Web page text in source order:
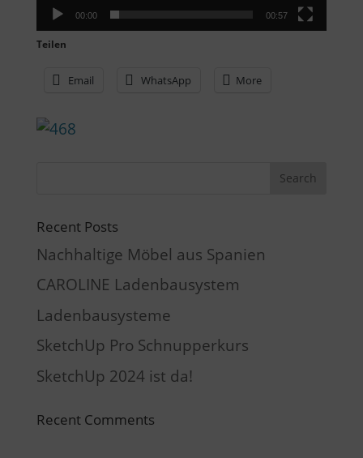
00:00 00:57
Teilen
Email WhatsApp More
Recent Posts
Nachhaltige Möbel aus Spanien
CAROLINE Ladenbausystem
Ladenbausysteme
SketchUp Pro Schnupperkurs
SketchUp 2024 ist da!
Recent Comments